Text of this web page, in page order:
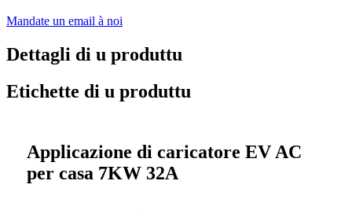
Mandate un email à noi
Dettagli di u produttu
Etichette di u produttu
Applicazione di caricatore EV AC
per casa 7KW 32A